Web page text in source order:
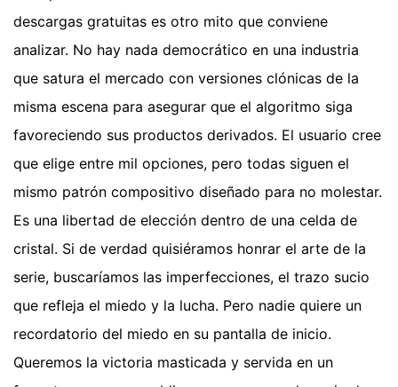
descargas gratuitas es otro mito que conviene
analizar. No hay nada democrático en una industria
que satura el mercado con versiones clónicas de la
misma escena para asegurar que el algoritmo siga
favoreciendo sus productos derivados. El usuario cree
que elige entre mil opciones, pero todas siguen el
mismo patrón compositivo diseñado para no molestar.
Es una libertad de elección dentro de una celda de
cristal. Si de verdad quisiéramos honrar el arte de la
serie, buscaríamos las imperfecciones, el trazo sucio
que refleja el miedo y la lucha. Pero nadie quiere un
recordatorio del miedo en su pantalla de inicio.
Queremos la victoria masticada y servida en un